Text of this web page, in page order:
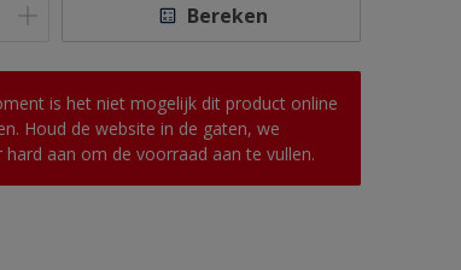
Bereken
is het niet mogelijk dit product online
Houd de website in de gaten, we
hard aan om de voorraad aan te vullen.